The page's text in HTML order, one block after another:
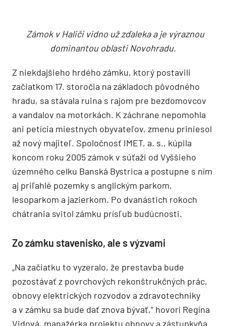
Zámok v Haliči vidno už zďaleka a je výraznou
dominantou oblasti Novohradu.
Z niekdajšieho hrdého zámku, ktorý postavili
začiatkom 17. storočia na základoch pôvodného
hradu, sa stávala ruina s rajom pre bezdomovcov
a vandalov na motorkách. K záchrane nepomohla
ani petícia miestnych obyvateľov, zmenu priniesol
až nový majiteľ. Spoločnosť IMET, a. s., kúpila
koncom roku 2005 zámok v súťaži od Vyššieho
aj priľahlé pozemky s anglickým parkom,
chátrania svitol zámku prísľub budúcnosti.
Zo zámku stavenisko, ale s výzvami